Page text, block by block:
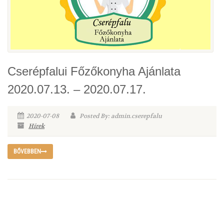
Cserépfalui Főzőkonyha Ajánlata
2020.07.13. – 2020.07.17.
2020-07-08
Posted By: admin.cserepfalu
Hírek
BŐVEBBEN